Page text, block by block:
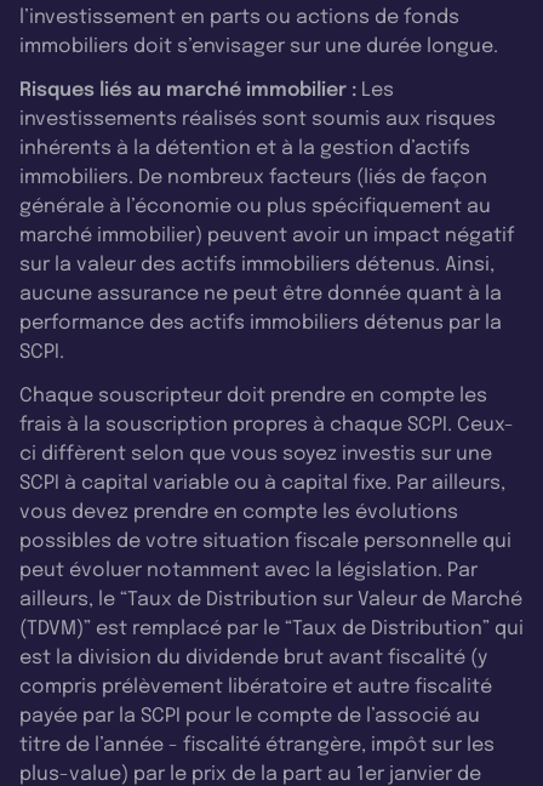
l’investissement en parts ou actions de fonds
immobiliers doit s’envisager sur une durée longue.
Risques liés au marché immobilier : Les
investissements réalisés sont soumis aux risques
inhérents à la détention et à la gestion d’actifs
immobiliers. De nombreux facteurs (liés de façon
générale à l’économie ou plus spécifiquement au
marché immobilier) peuvent avoir un impact négatif
sur la valeur des actifs immobiliers détenus. Ainsi,
aucune assurance ne peut être donnée quant à la
performance des actifs immobiliers détenus par la
SCPI.
Chaque souscripteur doit prendre en compte les
frais à la souscription propres à chaque SCPI. Ceux-
ci diffèrent selon que vous soyez investis sur une
SCPI à capital variable ou à capital fixe. Par ailleurs,
vous devez prendre en compte les évolutions
possibles de votre situation fiscale personnelle qui
peut évoluer notamment avec la législation. Par
ailleurs, le “Taux de Distribution sur Valeur de Marché
(TDVM)” est remplacé par le “Taux de Distribution” qui
est la division du dividende brut avant fiscalité (y
compris prélèvement libératoire et autre fiscalité
payée par la SCPI pour le compte de l’associé au
titre de l’année - fiscalité étrangère, impôt sur les
plus-value) par le prix de la part au 1er janvier de